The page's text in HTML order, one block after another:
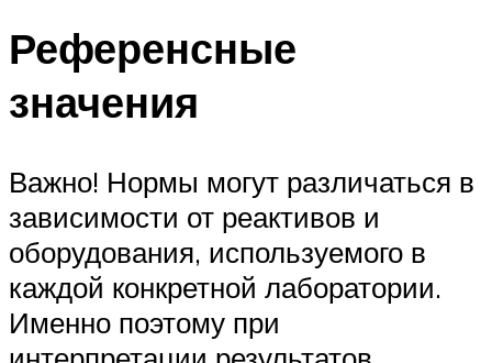
Референсные
значения
Важно! Нормы могут различаться в
зависимости от реактивов и
оборудования, используемого в
каждой конкретной лаборатории.
Именно поэтому при